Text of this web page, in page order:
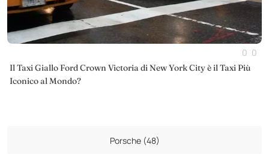
0 0
Il Taxi Giallo Ford Crown Victoria di New York City è il Taxi Più
Iconico al Mondo?
Porsche (48)